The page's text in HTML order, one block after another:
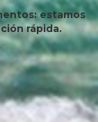
estamos
rápida.